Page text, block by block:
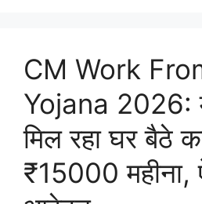
CM Work
Yojana 2026:
मिल रहा घर बैठे
₹15000